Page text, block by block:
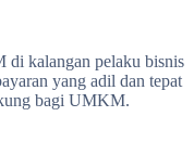
di kalangan pelaku bisnis
yang adil dan tepat
bagi UMKM.